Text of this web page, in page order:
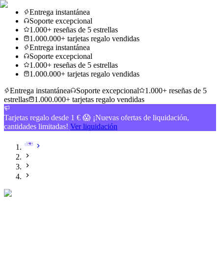
Entrega instantánea
Soporte excepcional
1.000+ reseñas de 5 estrellas
1.000.000+ tarjetas regalo vendidas
Entrega instantánea
Soporte excepcional
1.000+ reseñas de 5 estrellas
1.000.000+ tarjetas regalo vendidas
Entrega instantánea
Soporte excepcional
1.000+ reseñas de 5
estrellas
1.000.000+ tarjetas regalo vendidas
Tarjetas regalo desde 1 € 😱 ¡Nuevas ofertas de liquidación,
cantidades limitadas! Ver liquidación